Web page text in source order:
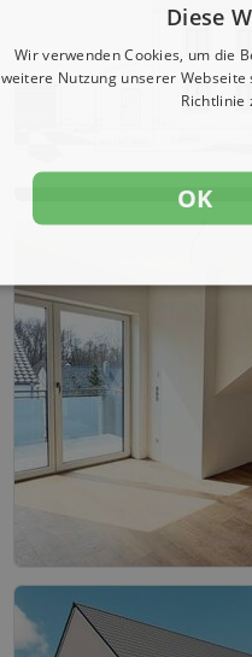
Diese
Wir verwenden Cookies, um die
weitere Nutzung unserer
Richtlinie
OK